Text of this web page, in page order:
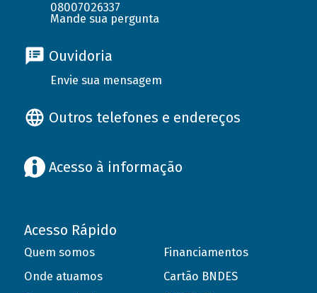
08007026337
Mande sua pergunta
Ouvidoria
Envie sua mensagem
Outros telefones e endereços
Acesso à informação
Acesso Rápido
Quem somos
Onde atuamos
Financiamentos
Cartão BNDES